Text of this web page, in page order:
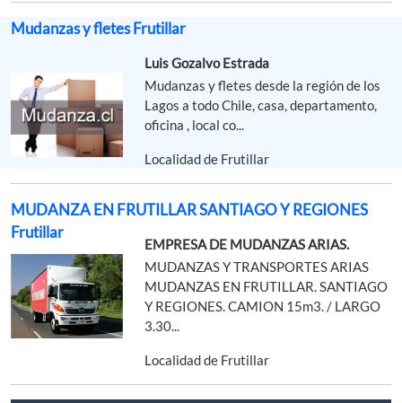
Mudanzas y fletes Frutillar
Luis Gozalvo Estrada
Mudanzas y fletes desde la región de los
Lagos a todo Chile, casa, departamento,
oficina , local co...
Localidad de Frutillar
MUDANZA EN FRUTILLAR SANTIAGO Y REGIONES
Frutillar
EMPRESA DE MUDANZAS ARIAS.
MUDANZAS Y TRANSPORTES ARIAS
MUDANZAS EN FRUTILLAR. SANTIAGO
Y REGIONES. CAMION 15m3. / LARGO
3.30...
Localidad de Frutillar